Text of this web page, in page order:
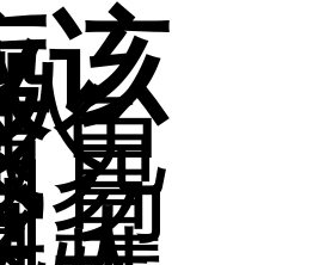
该
免
易
是